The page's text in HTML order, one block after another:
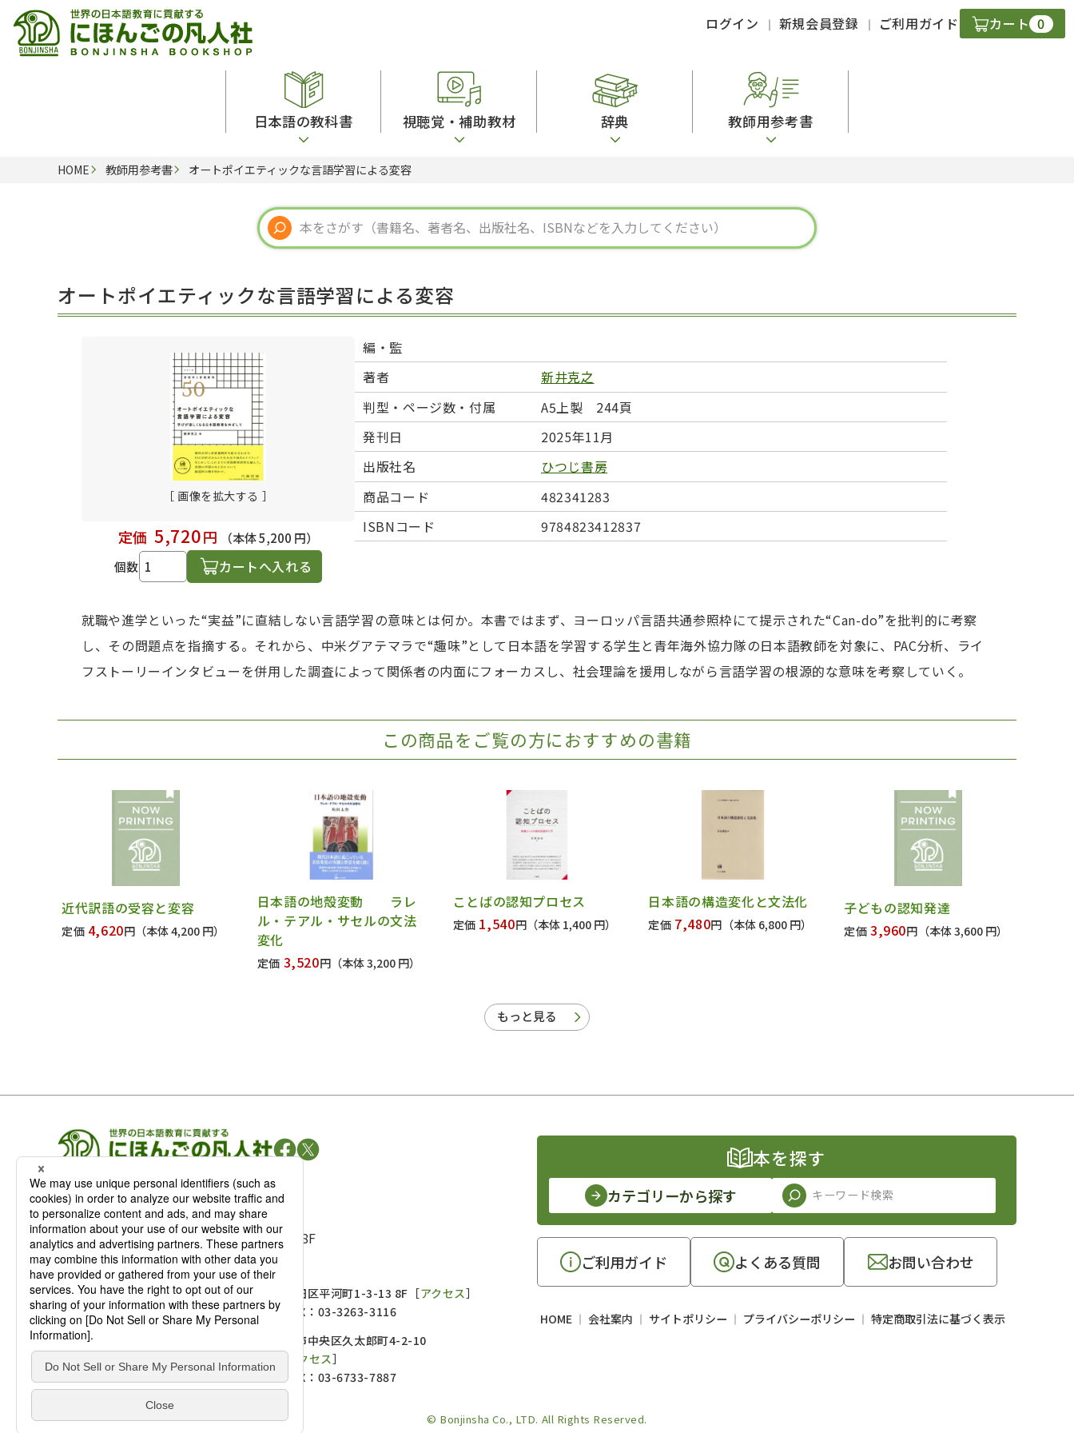
ログイン 新規会員登録 ご利用ガイド カート 0
日本語の教科書
留学生向け専門分野
子ども向け
文法
発音・聴解
作文
練習問題
日本語能力試験対策
日本留学試験対策
日本語学習関連副読本
視聴覚・補助教材
カード・ゲーム・絵教材
絵本・子ども向け補助 図表
辞典
スペイン語辞典
中国語辞典
ドイツ語辞典
ポルトガル語辞典
ロシア語辞典
語学・文法辞典
表現・用字用語辞典 比較文化辞典
教師用参考書
語彙・意味
文章・談話・表現
表記
言語学
多言語社会・言語政策
言語の諸相
アカデミック・スキル
HOME 教師用参考書 オートポイエティックな言語学習による変容
オートポイエティックな言語学習による変容
［ 画像を拡大する ］
定価 5,720円
（本体 5,200 円）
個数
カートへ入れる
編・監
著者
新井克之
判型・ページ数・付属
A5上製 244頁
発刊日
2025年11月
出版社名
ひつじ書房
商品コード
482341283
ISBNコード
9784823412837
就職や進学といった“実益”に直結しない言語学習の意味とは何か。本書ではまず、ヨーロッパ言語共通参照枠にて提示された“Can-do”を批判的に考察
し、その問題点を指摘する。それから、中米グアテマラで“趣味”として日本語を学習する学生と青年海外協力隊の日本語教師を対象に、PAC分析、ライ
フストーリーインタビューを併用した調査によって関係者の内面にフォーカスし、社会理論を援用しながら言語学習の根源的な意味を考察していく。
この商品をご覧の方におすすめの書籍
近代訳語の受容と変容
定価 4,620円 （本体 4,200 円）
日本語の地殻変動 ラレ
ル・テアル・サセルの文法
変化
定価 3,520円 （本体 3,200 円）
ことばの認知プロセス
定価 1,540円 （本体 1,400 円）
日本語の構造変化と文法化
定価 7,480円 （本体 6,800 円）
子どもの認知発達
定価 3,960円 （本体 3,600 円）
もっと見る
凡人社の出版情報
〒102-0093 東京都千代田区平河町 1-3-13 8F
TEL：03-3263-3959／FAX：03-3263-3116
麹町店
〒102-0093 東京都千代田区平河町1-3-13 8F［アクセス］
TEL：03-3239-8673／FAX：03-3263-3116
大阪店
〒541-0056 大阪府大阪市中央区久太郎町4-2-10
アクセス］
TEL：06-4256-2684／FAX：03-6733-7887
本を探す
カテゴリーから探す
ご利用ガイド よくある質問 お問い合わせ
HOME 会社案内 サイトポリシー プライバシーポリシー 特定商取引法に基づく表示
© Bonjinsha Co., LTD. All Rights Reserved.